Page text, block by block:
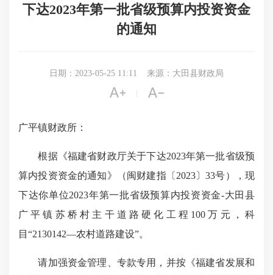
下达2023年第一批省级预算内投资资金
的通知
日期：2023-05-25 11:11 来源：大田县财政局
 
广平镇财政所：
根据《福建省财政厅关于下达2023年第一批省级预
算内投资资金的通知》（闽财建指〔 2023〕33号），现
下达你单位2023年第一批省级预算内投资资金-大田县
广平镇苏桥村主干道路硬化工程 100 万元，科
目“2130142—农村道路建设”。
请加强资金管理、专款专用，并按《福建省发展和